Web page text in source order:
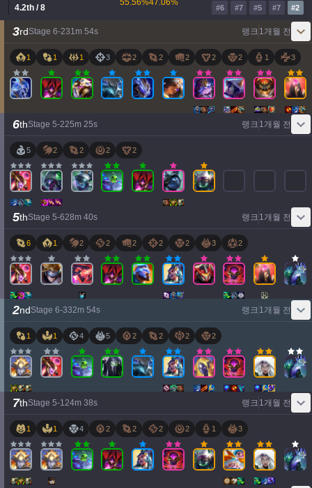
4.2th / 8
55.56%47.06%
#6 #7 #5 #7 #2
3rdStage 6-231m 54s 랭크 1개월 전
1 1 1 3 2 2 2 2 2 1 3
6thStage 5-225m 25s 랭크 1개월 전
5 2 2 2 2
5thStage 5-628m 40s 랭크 1개월 전
6 1 2 2 2 2 2 3 2
2ndStage 6-332m 54s 랭크 1개월 전
1 1 4 5 2 2 2 2
7thStage 5-124m 38s 랭크 1개월 전
1 1 4 2 2 2 2 1 3